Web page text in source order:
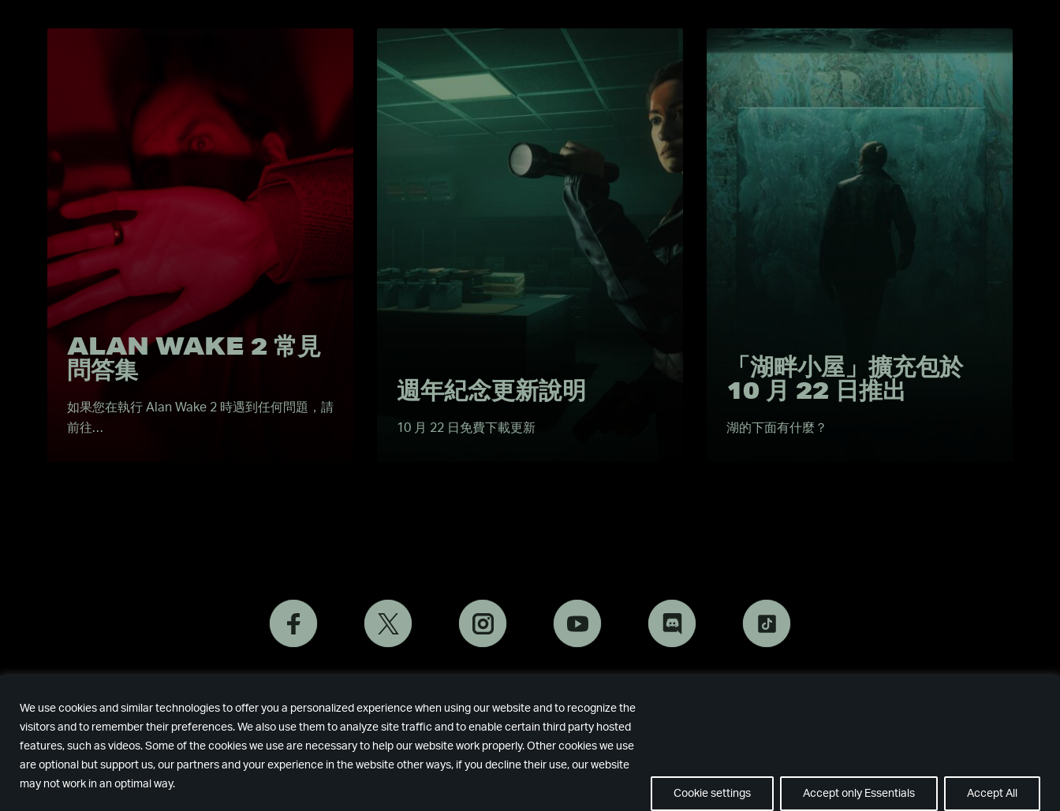
We use cookies and similar technologies to offer you a personalized experience when using our website and to recognize the
visitors and to remember their preferences. We also use them to analyze site traffic and to enable certain third party hosted
features, such as videos. Some of the cookies we use are necessary to help our website work properly. Other cookies we use
are optional but support us, our partners and your experience in the website other ways, if you decline their use, our website
may not work in an optimal way.
Cookie settings
Accept only Essentials Accept All
ALAN WAKE 2 常見
問答集
如果您在執行 Alan Wake 2 時遇到任何問題，請
前往…
週年紀念更新說明
10 月 22 日免費下載更新
「湖畔小屋」擴充包於
10 月 22 日推出
湖的下面有什麼？
Games